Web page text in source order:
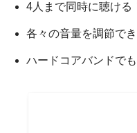
4人まで同時に聴ける
各々の音量を調節でき
ハードコアバンドで